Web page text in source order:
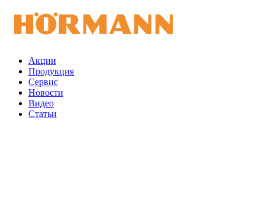
Акции
Продукция
Сервис
Новости
Видео
Статьи